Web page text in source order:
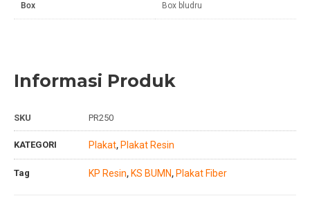
Box Box bludru
Informasi Produk
SKU PR250
KATEGORI Plakat, Plakat Resin
Tag KP Resin, KS BUMN, Plakat Fiber